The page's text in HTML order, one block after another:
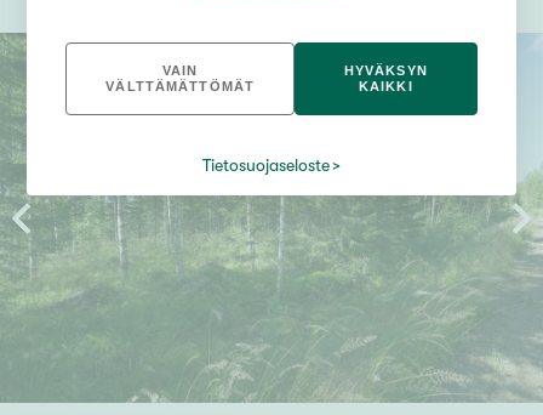
VAIN
VÄLTTÄMÄTTÖMÄT
HYVÄKSYN
KAIKKI
Tietosuojaseloste